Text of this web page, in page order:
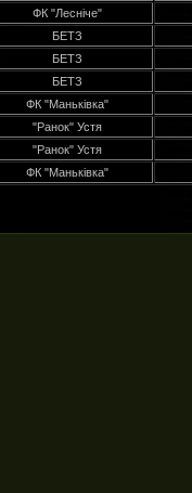
ФК "Лесніче"
БЕТЗ
БЕТЗ
БЕТЗ
ФК "Маньківка"
"Ранок" Устя
"Ранок" Устя
ФК "Маньківка"